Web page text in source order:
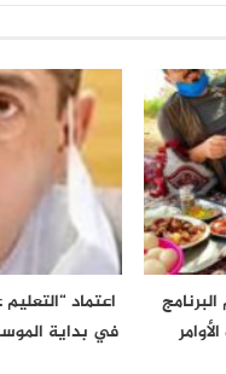
اعتماد
في بداية الموسم